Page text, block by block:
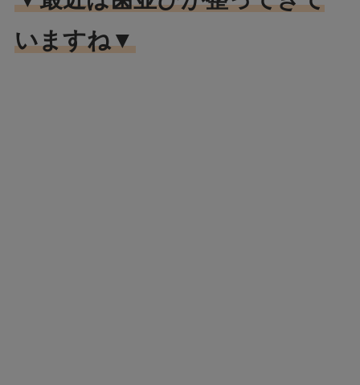
いますね▼